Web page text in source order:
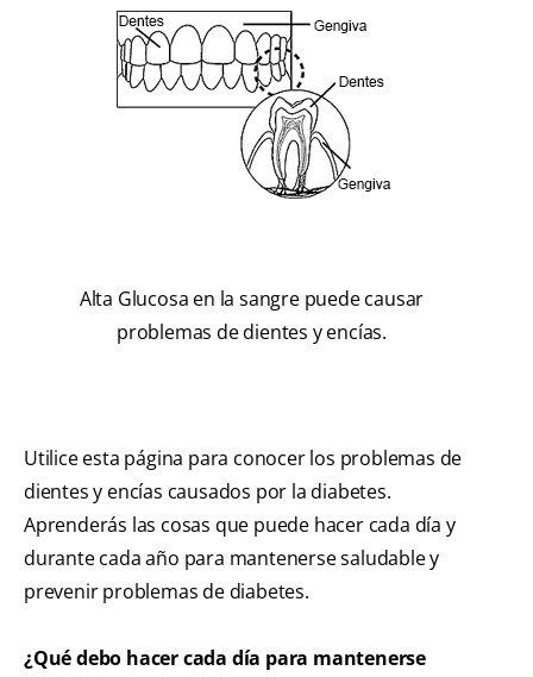
Alta Glucosa en la sangre puede causar
problemas de dientes y encías.
Utilice esta página para conocer los problemas de
dientes y encías causados por la diabetes.
Aprenderás las cosas que puede hacer cada día y
durante cada año para mantenerse saludable y
prevenir problemas de diabetes.
¿Qué debo hacer cada día para mantenerse